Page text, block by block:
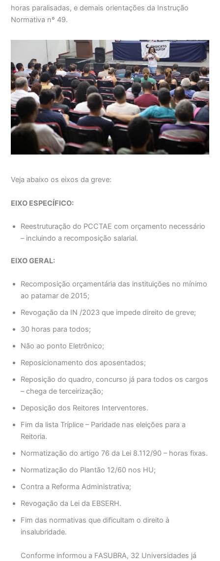
horas paralisadas, e demais orientações da Instrução
Normativa nº 49.
Veja abaixo os eixos da greve:
EIXO ESPECÍFICO:
Reestruturação do PCCTAE com orçamento necessário
– incluindo a recomposição salarial.
EIXO GERAL:
Recomposição orçamentária das instituições no mínimo
ao patamar de 2015;
Revogação da IN /2023 que impede direito de greve;
30 horas para todos;
Não ao ponto Eletrônico;
Reposicionamento dos aposentados;
Reposição do quadro, concurso já para todos os cargos
– chega de terceirização;
Deposição dos Reitores Interventores.
Fim da lista Tríplice – Paridade nas eleições para a
Reitoria.
Normatização do artigo 76 da Lei 8.112/90 – horas fixas.
Normatização do Plantão 12/60 nos HU;
Contra a Reforma Administrativa;
Revogação da Lei da EBSERH.
Fim das normativas que dificultam o direito à
insalubridade.
Conforme informou a FASUBRA, 32 Universidades já